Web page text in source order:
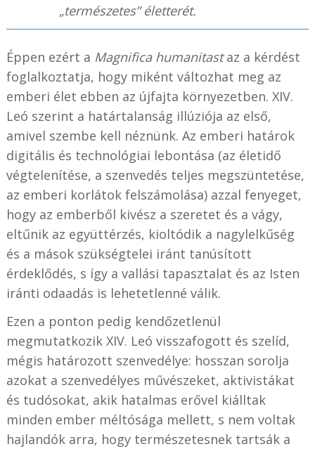
„természetes” életterét.
Éppen ezért a Magnifica humanitastaz a kérdést
foglalkoztatja, hogy miként változhat meg az
emberi élet ebben az újfajta környezetben. XIV.
Leó szerint a határtalanság illúziója az első,
amivel szembe kell néznünk. Az emberi határok
digitális és technológiai lebontása (az életidő
végtelenítése, a szenvedés teljes megszüntetése,
az emberi korlátok felszámolása) azzal fenyeget,
hogy az emberből kivész a szeretet és a vágy,
eltűnik az együttérzés, kioltódik a nagylelkűség
és a mások szükségtelei iránt tanúsított
érdeklődés, s így a vallási tapasztalat és az Isten
iránti odaadás is lehetetlenné válik.
Ezen a ponton pedig kendőzetlenül
megmutatkozik XIV. Leó visszafogott és szelíd,
mégis határozott szenvedélye: hosszan sorolja
azokat a szenvedélyes művészeket, aktivistákat
és tudósokat, akik hatalmas erővel kiálltak
minden ember méltósága mellett, s nem voltak
hajlandók arra, hogy természetesnek tartsák a